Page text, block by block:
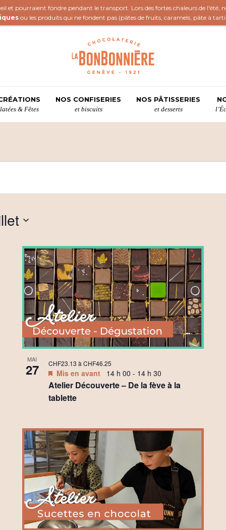
& Fêtes
NOS CONFISERIES
et biscuits
NOS PÂTISSERIES
et desserts
MAI
27
Atelier Découverte – De la fève à la
tablette
Mis en avant 14 h 00 - 14 h 30
CHF23.13 à CHF46.25
et pourraient fondre pendant le transport. Lors des fortes chaleurs de l'été,
ou les produits qui ne fondent pas (pâtes de fruits, caramels, pâte à